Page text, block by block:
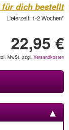
für dich bestellt
Lieferzeit: 1-2 Wochen*
22,95 €
MwSt, zzgl. Versandkosten